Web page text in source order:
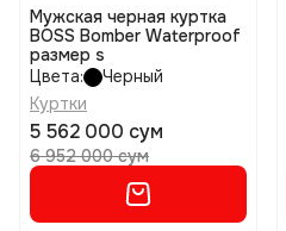
Мужская черная куртка
BOSS Bomber Waterproof
размер s
Цвета:
Черный
Куртки
5 562 000 сум
6 952 000 сум